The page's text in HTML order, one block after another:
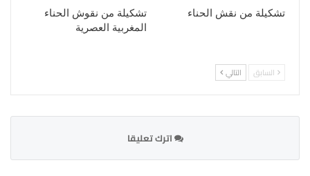
تشكيلة من نقش الحناء
تشكيلة من نقوش الحناء
المغربية العصرية
السابق التالي
اترك تعليقا